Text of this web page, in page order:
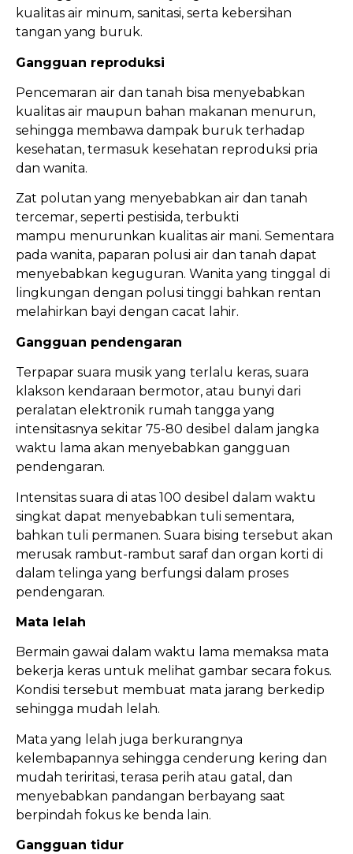
kualitas air minum, sanitasi, serta kebersihan
tangan yang buruk.
Gangguan reproduksi
Pencemaran air dan tanah bisa menyebabkan
kualitas air maupun bahan makanan menurun,
sehingga membawa dampak buruk terhadap
kesehatan, termasuk kesehatan reproduksi pria
dan wanita.
Zat polutan yang menyebabkan air dan tanah
tercemar, seperti pestisida, terbukti
mampu menurunkan kualitas air mani. Sementara
pada wanita, paparan polusi air dan tanah dapat
menyebabkan keguguran. Wanita yang tinggal di
lingkungan dengan polusi tinggi bahkan rentan
melahirkan bayi dengan cacat lahir.
Gangguan pendengaran
Terpapar suara musik yang terlalu keras, suara
klakson kendaraan bermotor, atau bunyi dari
peralatan elektronik rumah tangga yang
intensitasnya sekitar 75-80 desibel dalam jangka
waktu lama akan menyebabkan gangguan
pendengaran.
Intensitas suara di atas 100 desibel dalam waktu
singkat dapat menyebabkan tuli sementara,
bahkan tuli permanen. Suara bising tersebut akan
merusak rambut-rambut saraf dan organ korti di
dalam telinga yang berfungsi dalam proses
pendengaran.
Mata lelah
Bermain gawai dalam waktu lama memaksa mata
bekerja keras untuk melihat gambar secara fokus.
Kondisi tersebut membuat mata jarang berkedip
sehingga mudah lelah.
Mata yang lelah juga berkurangnya
kelembapannya sehingga cenderung kering dan
mudah teriritasi, terasa perih atau gatal, dan
menyebabkan pandangan berbayang saat
berpindah fokus ke benda lain.
Gangguan tidur